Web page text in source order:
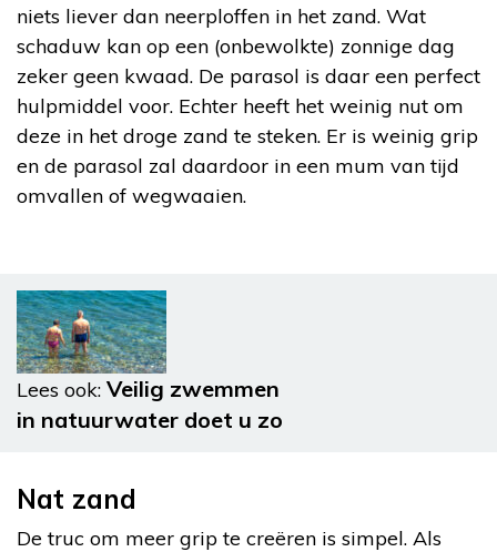
niets liever dan neerploffen in het zand. Wat
schaduw kan op een (onbewolkte) zonnige dag
zeker geen kwaad. De parasol is daar een perfect
hulpmiddel voor. Echter heeft het weinig nut om
deze in het droge zand te steken. Er is weinig grip
en de parasol zal daardoor in een mum van tijd
omvallen of wegwaaien.
Lees ook: Veilig zwemmen
in natuurwater doet u zo
Nat zand
De truc om meer grip te creëren is simpel. Als